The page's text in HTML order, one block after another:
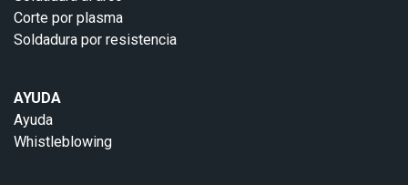
Corte por plasma
Soldadura por resistencia
AYUDA
Ayuda
Whistleblowing